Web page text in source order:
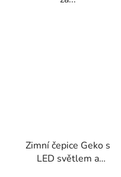
Zimní čepice Geko s
LED světlem a